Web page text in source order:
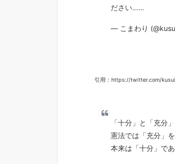
ださい……
— こまわり
引用：https://twitter.com/
「十分」と「充分
憲法では「充分」を
本来は「十分」で